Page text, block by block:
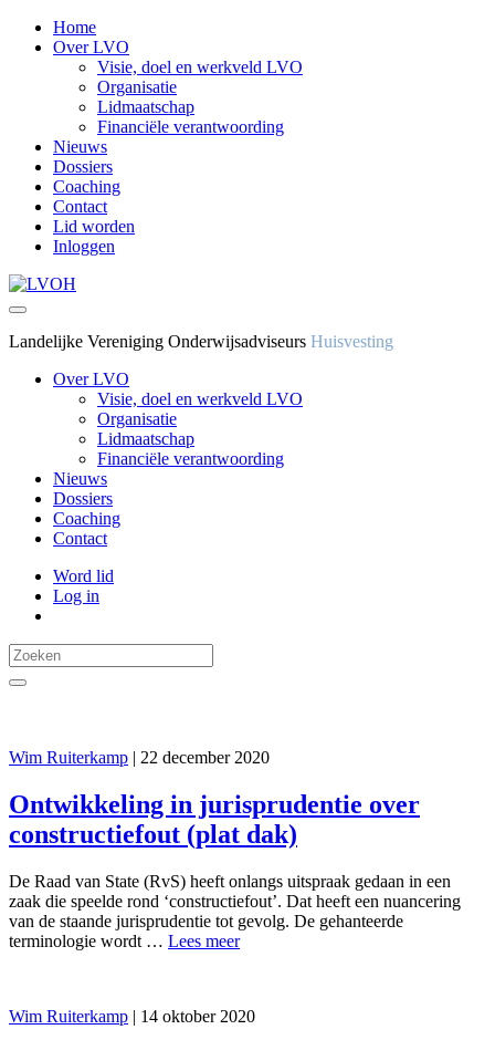
Home
Over LVO
Visie, doel en werkveld LVO
Organisatie
Lidmaatschap
Financiële verantwoording
Nieuws
Dossiers
Coaching
Contact
Lid worden
Inloggen
Landelijke Vereniging Onderwijsadviseurs Huisvesting
Over LVO
Visie, doel en werkveld LVO
Organisatie
Lidmaatschap
Financiële verantwoording
Nieuws
Dossiers
Coaching
Contact
Word lid
Log in
Wim Ruiterkamp | 22 december 2020
Ontwikkeling in jurisprudentie over
constructiefout (plat dak)
De Raad van State (RvS) heeft onlangs uitspraak gedaan in een
zaak die speelde rond ‘constructiefout’. Dat heeft een nuancering
van de staande jurisprudentie tot gevolg. De gehanteerde
terminologie wordt … Lees meer
Wim Ruiterkamp | 14 oktober 2020